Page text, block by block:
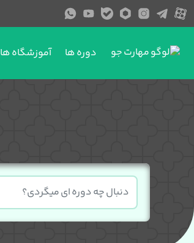
دوره ها آموزشگاه ها